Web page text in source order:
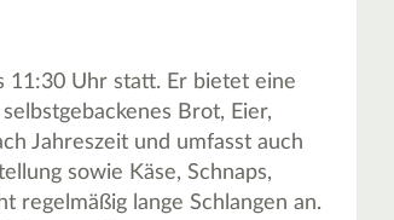
11:30 Uhr statt. Er bietet eine
Brot, Eier,
Jahreszeit und umfasst auch
sowie Käse, Schnaps,
lange Schlangen an.